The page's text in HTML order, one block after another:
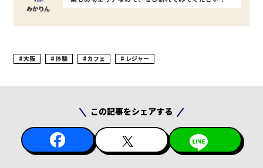
みかりん
大阪 体験 カフェ レジャー
この記事をシェアする